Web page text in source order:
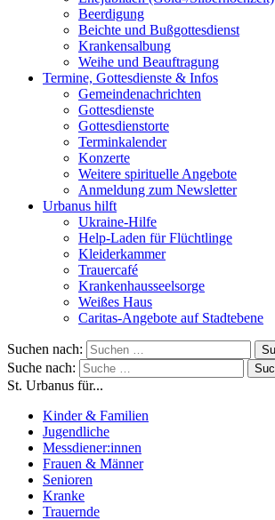
Beerdigung
Beichte und Bußgottesdienst
Krankensalbung
Weihe und Beauftragung
Termine, Gottesdienste & Infos
Gemeindenachrichten
Gottesdienste
Gottesdienstorte
Terminkalender
Konzerte
Weitere spirituelle Angebote
Anmeldung zum Newsletter
Urbanus hilft
Ukraine-Hilfe
Help-Laden für Flüchtlinge
Kleiderkammer
Trauercafé
Krankenhausseelsorge
Weißes Haus
Caritas-Angebote auf Stadtebene
Suchen nach:
Suche nach:
St. Urbanus für...
Kinder & Familien
Jugendliche
Messdiener:innen
Frauen & Männer
Senioren
Kranke
Trauernde